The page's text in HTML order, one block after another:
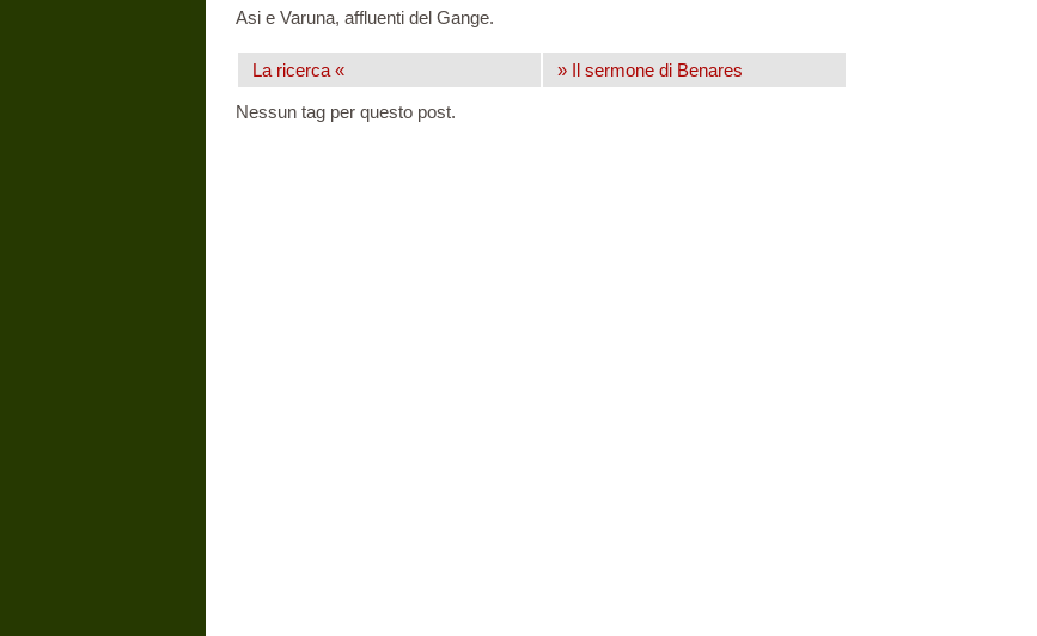
Asi e Varuna, affluenti del Gange.
La ricerca « » Il sermone di Benares
Nessun tag per questo post.